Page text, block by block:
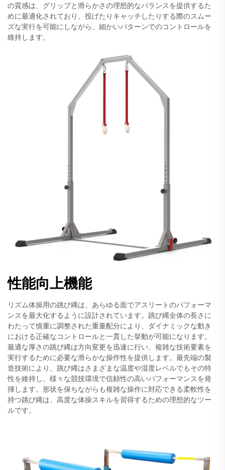
の質感は、グリップと滑らかさの理想的なバランスを提供するた
めに最適化されており、投げたりキャッチしたりする際のスムー
ズな実行を可能にしながら、細かいパターンでのコントロールを
維持します。
性能向上機能
リズム体操用の跳び縄は、あらゆる面でアスリートのパフォーマ
ンスを最大化するように設計されています。跳び縄全体の長さに
わたって慎重に調整された重量配分により、ダイナミックな動き
における正確なコントロールと一貫した挙動が可能になります。
最適な厚さの跳び縄は方向変更を迅速に行い、複雑な技術要素を
実行するために必要な滑らかな操作性を提供します。最先端の製
造技術により、跳び縄はさまざまな温度や湿度レベルでもその特
性を維持し、様々な競技環境で信頼性の高いパフォーマンスを発
揮します。形状を保ちながらも複雑な操作に対応できる柔軟性を
持つ跳び縄は、高度な体操スキルを習得するための理想的なツー
ルです。